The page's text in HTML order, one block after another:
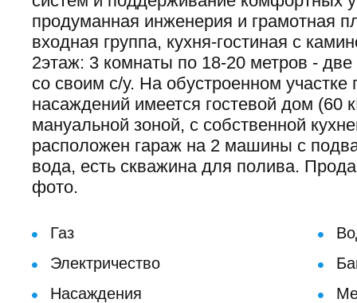
продуманная инженерия и грамотная
входная группа, кухня-гостиная с
2этаж: 3 комнаты по 18-20 метров - две
со своим с/у. На обустроенном
насаждений имеется гостевой дом (60
мануальной зоной, с собственной
расположен гараж на 2 машины с
вода, есть скважина для полива.
фото.
Газ
Электричество
Насаждения